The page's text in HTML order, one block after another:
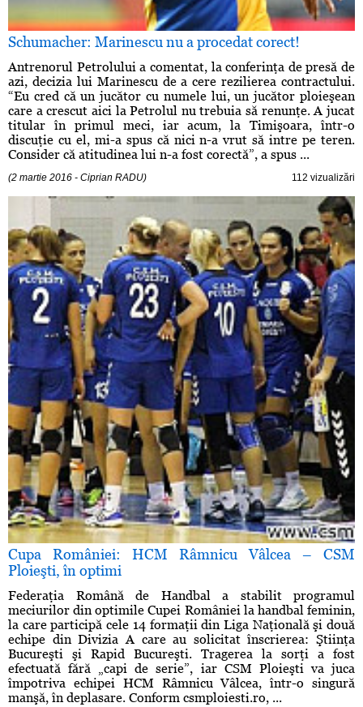
Schumacher: Marinescu nu a procedat corect!
Antrenorul Petrolului a comentat, la conferinţa de presă de
azi, decizia lui Marinescu de a cere rezilierea contractului.
“Eu cred că un jucător cu numele lui, un jucător ploieşean
care a crescut aici la Petrolul nu trebuia să renunţe. A jucat
titular în primul meci, iar acum, la Timişoara, într-o
discuţie cu el, mi-a spus că nici n-a vrut să intre pe teren.
Consider că atitudinea lui n-a fost corectă”, a spus ...
(2 martie 2016 - Ciprian RADU) 112 vizualizări
Cupa României: HCM Râmnicu Vâlcea – CSM
Ploieşti, în optimi
Federaţia Română de Handbal a stabilit programul
meciurilor din optimile Cupei României la handbal feminin,
la care participă cele 14 formaţii din Liga Naţională şi două
echipe din Divizia A care au solicitat înscrierea: Ştiinţa
Bucureşti şi Rapid Bucureşti. Tragerea la sorţi a fost
efectuată fără „capi de serie”, iar CSM Ploieşti va juca
împotriva echipei HCM Râmnicu Vâlcea, într-o singură
manşă, în deplasare. Conform csmploiesti.ro, ...